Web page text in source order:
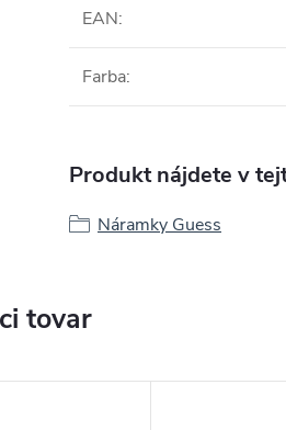
EAN:
Farba:
Produkt nájdete v
Náramky Guess
tovar